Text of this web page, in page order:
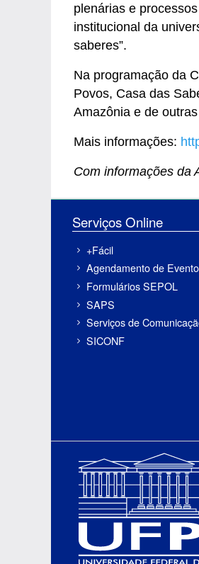
plenárias e
institucional da
saberes”.
Na programação da
Povos, Casa das
Amazônia e de
Mais informações:
Com informações da
Serviços Online
+Fácil
Agendamento de
Formulários SEPOL
SAPS
Serviços de
SICONF